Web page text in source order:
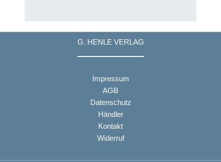
G. HENLE VERLAG
Impressum
AGB
Datenschutz
Händler
Kontakt
Widerruf